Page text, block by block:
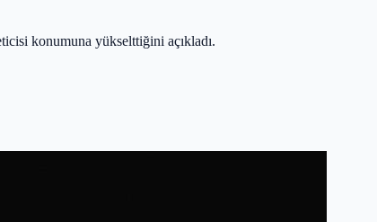
konumuna yükselttiğini açıkladı.